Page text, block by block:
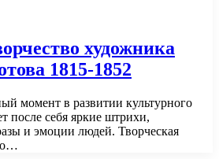
художника
1815-1852
момент в развитии культурного
после себя яркие штрихи,
и эмоции людей. Творческая